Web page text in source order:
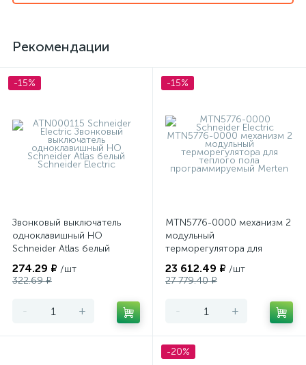
Рекомендации
-15%
Звонковый выключатель
одноклавишный НО
Schneider Atlas белый
274.29 ₽ /шт
322.69 ₽
- +
-15%
MTN5776-0000 механизм 2
модульный
терморегулятора для
программируемый Merten
23 612.49 ₽ /шт
27 779.40 ₽
- +
-20%